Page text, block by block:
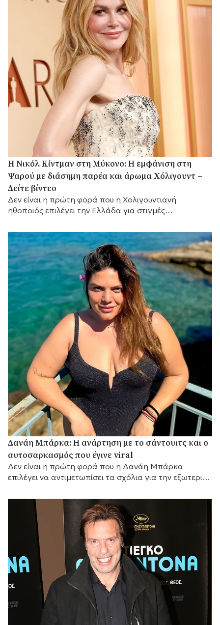
H Νικόλ Κίντμαν στη Μύκονο: Η εμφάνιση στη
Ψαρού με διάσημη παρέα και άρωμα Χόλιγουντ –
Δείτε βίντεο
Δεν είναι η πρώτη φορά που η Χολιγουντιανή
ηθοποιός επιλέγει την Ελλάδα για στιγμές
Δανάη Μπάρκα: Η ανάρτηση με το σάντουιτς και ο
αυτοσαρκασμός που έγινε viral
Δεν είναι η πρώτη φορά που η Δανάη Μπάρκα
επιλέγει να αντιμετωπίσει τα σχόλια για την εξωτερική